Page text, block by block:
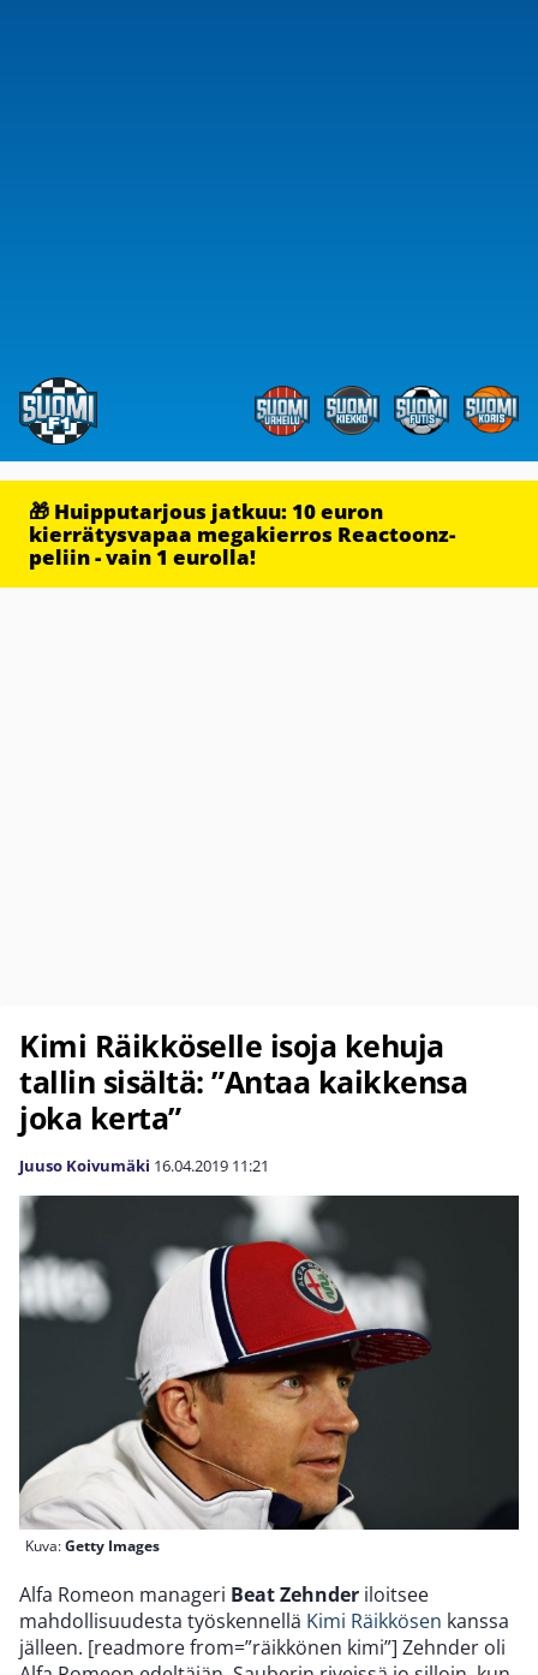
🎁 Huipputarjous jatkuu: 10 euron
kierrätysvapaa megakierros Reactoonz-
peliin - vain 1 eurolla!
Kimi Räikköselle isoja kehuja
tallin sisältä: ”Antaa kaikkensa
joka kerta”
Juuso Koivumäki 16.04.2019 11:21
Kuva:Getty Images
Alfa Romeon manageri Beat Zehnder iloitsee
mahdollisuudesta työskennellä Kimi Räikkösen kanssa
jälleen. [readmore from=”räikkönen kimi”] Zehnder oli